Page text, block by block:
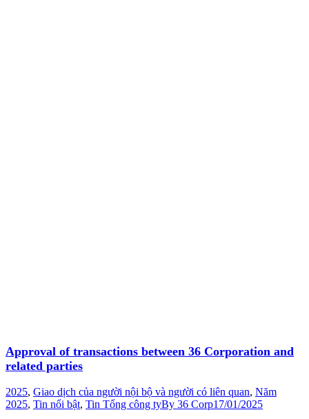
Approval of transactions between 36 Corporation and
related parties
2025, Giao dịch của người nội bộ và người có liên quan, Năm
2025, Tin nổi bật, Tin Tổng công tyBy 36 Corp17/01/2025